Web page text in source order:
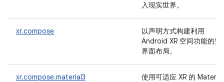
入现实世界。
xr.compose
以声明方式构建利用
Android XR 空间功能的空
界面布局。
xr.compose.material3
使用可适应 XR 的 Material